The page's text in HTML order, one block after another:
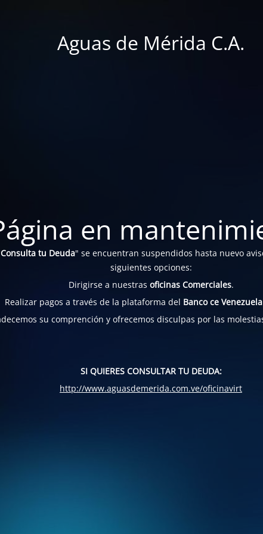
Aguas de Mérida C.A.
en
Consulta tu Deuda" se encuentran suspendidos hasta nuevo
siguientes opciones:
Dirigirse a nuestras oficinas Comerciales.
Realizar pagos a través de la plataforma del Banco ce Venezuela
su comprención y ofrecemos disculpas por las
SI QUIERES CONSULTAR TU DEUDA:
http://www.aguasdemerida.com.ve/oficinavirt